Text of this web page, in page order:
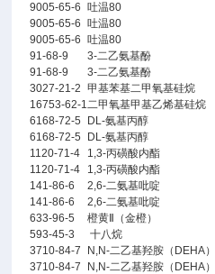
9005-65-6
吐温80
9005-65-6
吐温80
9005-65-6
吐温80
91-68-9
3-二乙氨基酚
91-68-9
3-二乙氨基酚
3027-21-2
甲基苯基二甲氧基硅烷
16753-62-1二甲氧基甲基乙烯基硅烷
6168-72-5
DL-氨基丙醇
6168-72-5
DL-氨基丙醇
1120-71-4
1,3-丙磺酸内酯
1120-71-4
1,3-丙磺酸内酯
141-86-6
2,6-二氨基吡啶
141-86-6
2,6-二氨基吡啶
633-96-5
橙黄Ⅱ（金橙）
593-45-3
十八烷
3710-84-7
N,N-二乙基羟胺（DEHA
3710-84-7
N,N-二乙基羟胺（DEHA